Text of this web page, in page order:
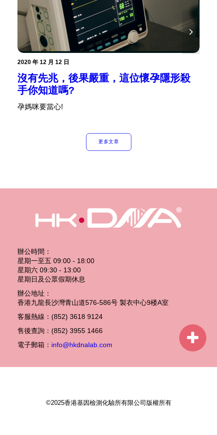
2020 年 12 月 12 日
沒有先兆，後果嚴重，這位懷孕隱形殺
手你知道嗎?
孕媽咪要當心!
更多文章
辦公時間：
星期一至五 09:00 - 18:00
星期六 09:30 - 13:00
星期日及公眾假期休息
辦公地址：
香港九龍長沙灣青山道576-586号 製衣中心9楼A室
客服熱線：(852) 3618 9124
售後查詢：(852) 3955 1466
電子郵箱： info@hkdnalab.com
©2025香港基因檢測化驗所有限公司版權所有